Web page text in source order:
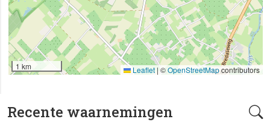
Recente waarnemingen
1 km Leaflet | ©OpenStreetMapcontributors